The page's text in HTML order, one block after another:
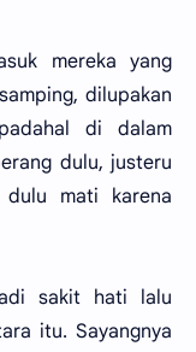
mereka yang
dilupakan
di dalam
dulu, justeru
mati karena
sakit hati lalu
itu. Sayangnya